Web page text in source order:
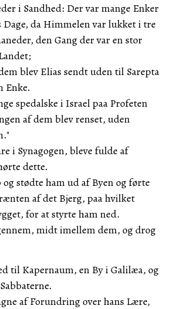
i Sandhed: Der var mange Enker
Dage, da Himmelen var lukket i tre
den Gang der var en stor
blev Elias sendt uden til Sarepta
Enke.
spedalske i Israel paa Profeten
af dem blev renset, uden
i Synagogen, bleve fulde af
dette.
og stødte ham ud af Byen og førte
af det Bjerg, paa hvilket
for at styrte ham ned.
midt imellem dem, og drog
til Kapernaum, en By i Galilæa, og
af Forundring over hans Lære,